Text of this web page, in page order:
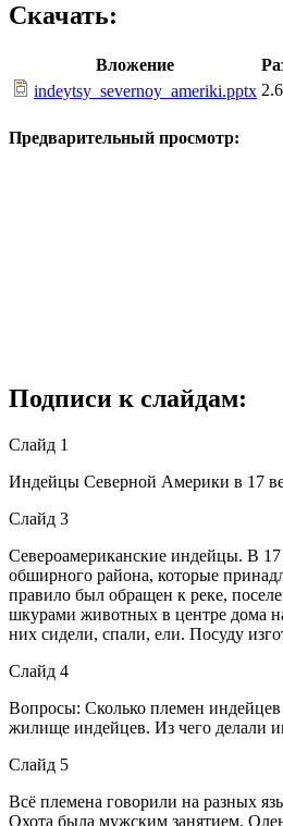
Скачать:
Вложение
indeytsy_severnoy_ameriki.pptx
Предварительный просмотр:
Подписи к слайдам:
Слайд 1
Индейцы Северной Америки в 17
Слайд 3
Североамериканские индейцы. В 17
обширного района, которые
правило был обращен к реке,
шкурами животных в центре дома
них сидели, спали, ели. Посуду
Слайд 4
Вопросы: Сколько племен
жилище индейцев. Из чего делали
Слайд 5
Всё племена говорили на разных
Охота была мужским занятием.